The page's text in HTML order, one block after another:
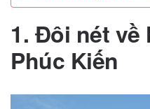
1. Đôi nét về
Phúc Kiến